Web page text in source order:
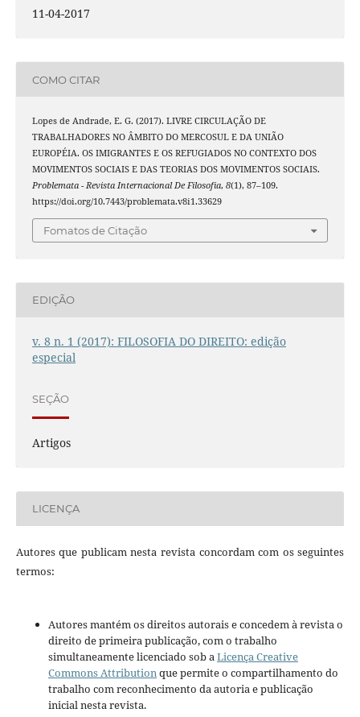
11-04-2017
COMO CITAR
Lopes de Andrade, E. G. (2017). LIVRE CIRCULAÇÃO DE
TRABALHADORES NO ÂMBITO DO MERCOSUL E DA UNIÃO
EUROPÉIA. OS IMIGRANTES E OS REFUGIADOS NO CONTEXTO DOS
MOVIMENTOS SOCIAIS E DAS TEORIAS DOS MOVIMENTOS SOCIAIS.
Problemata - Revista Internacional De Filosofia, 8(1), 87–109.
https://doi.org/10.7443/problemata.v8i1.33629
Fomatos de Citação
EDIÇÃO
v. 8 n. 1 (2017): FILOSOFIA DO DIREITO: edição
especial
SEÇÃO
Artigos
LICENÇA
Autores que publicam nesta revista concordam com os seguintes
termos:
Autores mantém os direitos autorais e concedem à revista o
direito de primeira publicação, com o trabalho
simultaneamente licenciado sob aLicença Creative
Commons Attributionque permite o compartilhamento do
trabalho com reconhecimento da autoria e publicação
inicial nesta revista.